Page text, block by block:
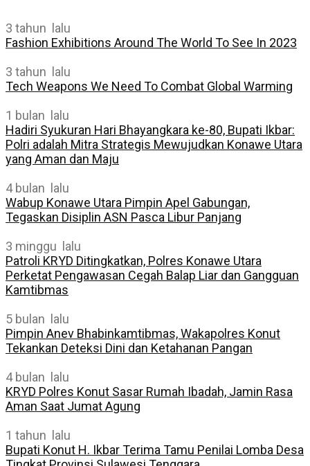
3 tahun lalu
Fashion Exhibitions Around The World To See In 2023
3 tahun lalu
Tech Weapons We Need To Combat Global Warming
1 bulan lalu
Hadiri Syukuran Hari Bhayangkara ke-80, Bupati Ikbar:
Polri adalah Mitra Strategis Mewujudkan Konawe Utara
yang Aman dan Maju
4 bulan lalu
Wabup Konawe Utara Pimpin Apel Gabungan,
Tegaskan Disiplin ASN Pasca Libur Panjang
3 minggu lalu
Patroli KRYD Ditingkatkan, Polres Konawe Utara
Perketat Pengawasan Cegah Balap Liar dan Gangguan
Kamtibmas
5 bulan lalu
Pimpin Anev Bhabinkamtibmas, Wakapolres Konut
Tekankan Deteksi Dini dan Ketahanan Pangan
4 bulan lalu
KRYD Polres Konut Sasar Rumah Ibadah, Jamin Rasa
Aman Saat Jumat Agung
1 tahun lalu
Bupati Konut H. Ikbar Terima Tamu Penilai Lomba Desa